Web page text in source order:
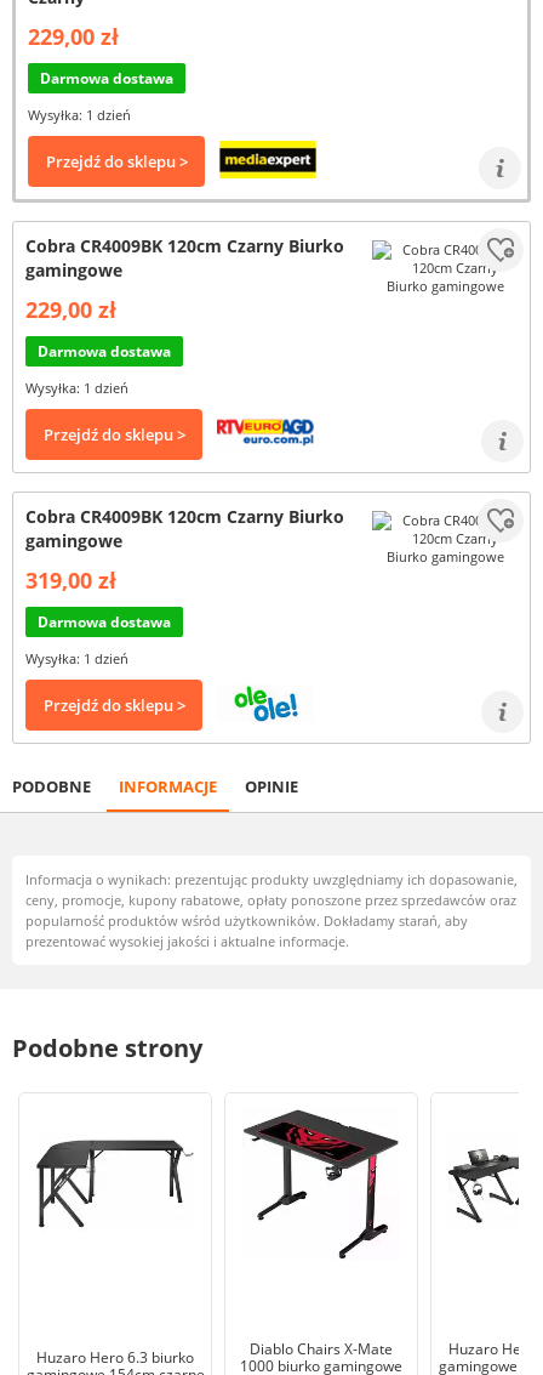
229,00 zł
Darmowa dostawa
Wysyłka: 1 dzień
Przejdź do sklepu >
Cobra CR4009BK 120cm Czarny Biurko
gamingowe
229,00 zł
Darmowa dostawa
Wysyłka: 1 dzień
Przejdź do sklepu >
Cobra CR4009BK 120cm Czarny Biurko
gamingowe
319,00 zł
Darmowa dostawa
Wysyłka: 1 dzień
Przejdź do sklepu >
PODOBNE INFORMACJE OPINIE
Informacja o wynikach: prezentując produkty uwzględniamy ich dopasowanie,
ceny, promocje, kupony rabatowe, opłaty ponoszone przez sprzedawców oraz
popularność produktów wśród użytkowników. Dokładamy starań, aby
prezentować wysokiej jakości i aktualne informacje.
Podobne strony
Huzaro Hero 6.3 biurko
Diablo Chairs X-Mate
1000 biurko gamingowe
Huzaro Hero
gamingowe